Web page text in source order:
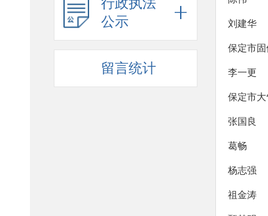
行政执法
公示
留言统计
刘建华
保定市
李一更
保定市
张国良
葛畅
杨志强
祖金涛